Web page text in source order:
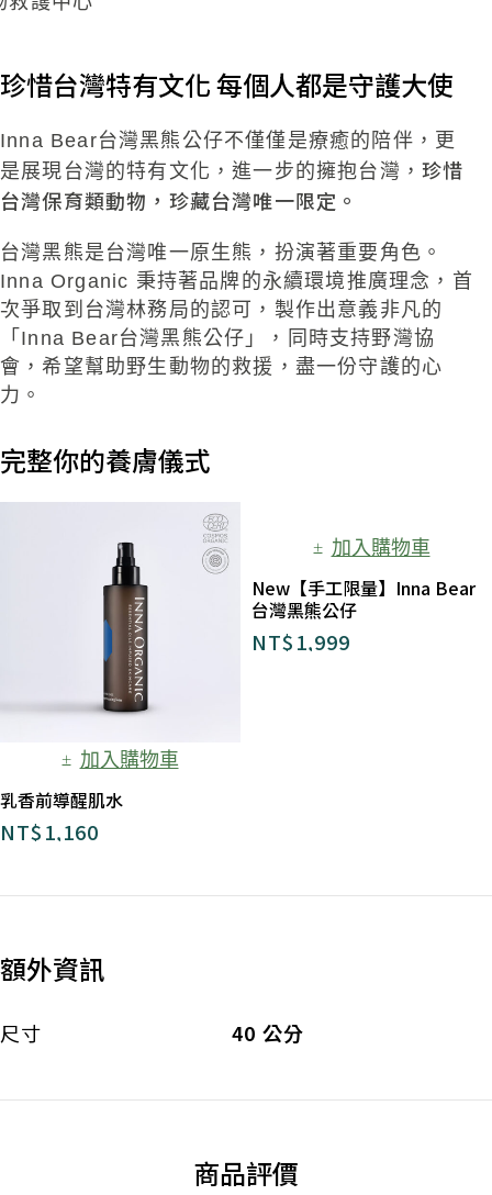
珍惜台灣特有文化 每個人都是守護大使​
Inna Bear台灣黑熊公仔不僅僅是療癒的陪伴， 更
是展現台灣的特有文化 ，進一步的擁抱台灣，珍惜
台灣保育類動物，珍藏台灣唯一限定。​
台灣黑熊是台灣唯一原生熊，扮演著重要角色。
Inna Organic 秉持著品牌的永續環境推廣理念，首
次爭取到台灣林務局的認可，製作出意義非凡的
「 Inna Bear台灣黑熊公仔」，同時支持野灣協
會，希望幫助野生動物的救援，盡一份守護的心
力。
完整你的養膚儀式
加入購物車
乳香前導醒肌水
NT$1,160
加入購物車
New【手工限量】Inna Bear
台灣黑熊公仔
NT$1,999
額外資訊
尺寸 40 公分
商品評價